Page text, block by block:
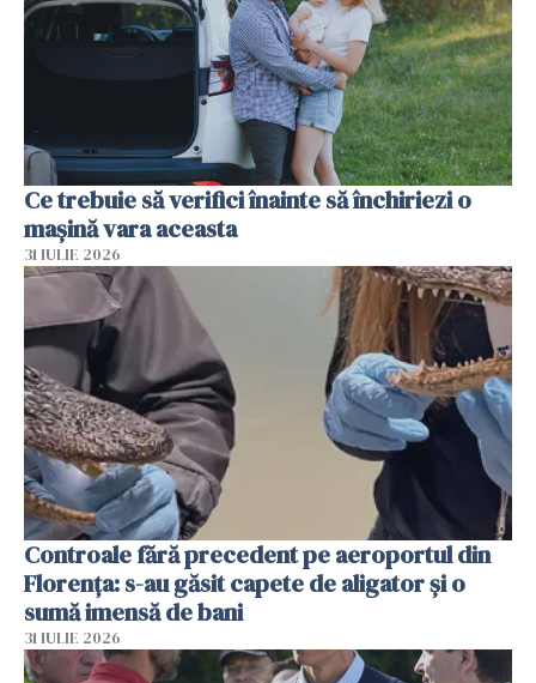
Ce trebuie să verifici înainte să închiriezi o
mașină vara aceasta
31 IULIE 2026
Controale fără precedent pe aeroportul din
Florența: s-au găsit capete de aligator și o
sumă imensă de bani
31 IULIE 2026